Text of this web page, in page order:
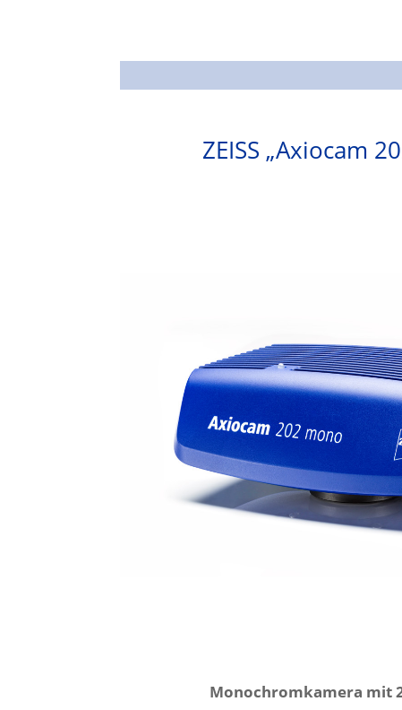
ZEISS „Axiocam
Monochromkamera mit